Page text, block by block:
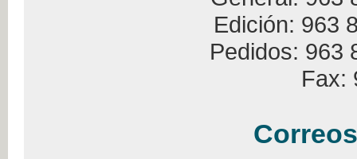
Edición: 963
Pedidos: 963
Fax: